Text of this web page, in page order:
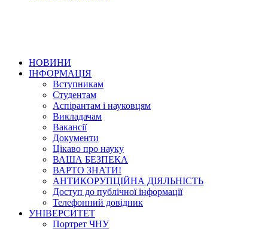
НОВИНИ
ІНФОРМАЦІЯ
Вступникам
Студентам
Аспірантам і науковцям
Викладачам
Вакансії
Документи
Цікаво про науку
ВАША БЕЗПЕКА
ВАРТО ЗНАТИ!
АНТИКОРУПЦІЙНА ДІЯЛЬНІСТЬ
Доступ до публічної інформації
Телефонний довідник
УНІВЕРСИТЕТ
Портрет ЧНУ